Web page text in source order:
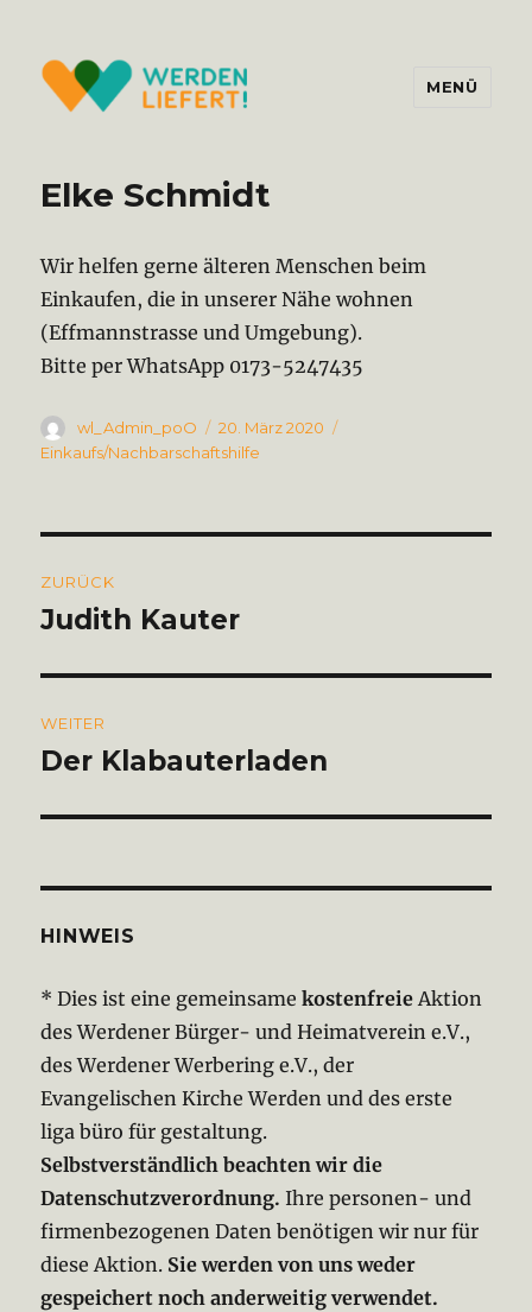
MENÜ
Elke Schmidt
Wir helfen gerne älteren Menschen beim
Einkaufen, die in unserer Nähe wohnen
(Effmannstrasse und Umgebung).
Bitte per WhatsApp 0173-5247435
Autor
wl_Admin_poO
Veröffentlicht
am
20. März 2020
Einkaufs/Nachbarschaftshilfe
ZURÜCK
Vorheriger
Judith Kauter
WEITER
Nächster
Der Klabauterladen
HINWEIS
* Dies ist eine gemeinsamekostenfreieAktion
des Werdener Bürger- und Heimatverein e.V.,
des Werdener Werbering e.V., der
Evangelischen Kirche Werden und des erste
liga büro für gestaltung.
Selbstverständlich beachten wir die
Datenschutzverordnung. Ihre personen- und
firmenbezogenen Daten benötigen wir nur für
diese Aktion. Sie werden von uns weder
gespeichert noch anderweitig verwendet.